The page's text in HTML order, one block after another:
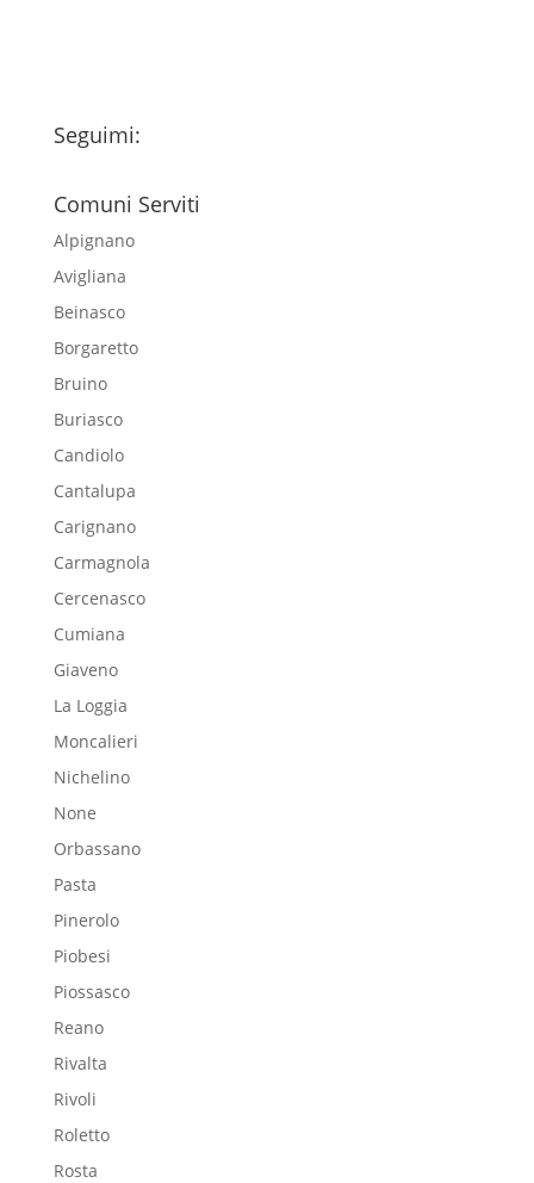
Seguimi:
Comuni Serviti
Alpignano
Avigliana
Beinasco
Borgaretto
Bruino
Buriasco
Candiolo
Cantalupa
Carignano
Carmagnola
Cercenasco
Cumiana
Giaveno
La Loggia
Moncalieri
Nichelino
None
Orbassano
Pasta
Pinerolo
Piobesi
Piossasco
Reano
Rivalta
Rivoli
Roletto
Rosta